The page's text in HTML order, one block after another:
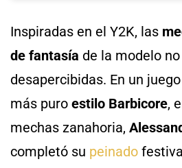
Inspiradas en el Y2K, las
de fantasía de la modelo
desapercibidas. En un
más puro estilo Barbicore,
mechas zanahoria,
completó su peinado